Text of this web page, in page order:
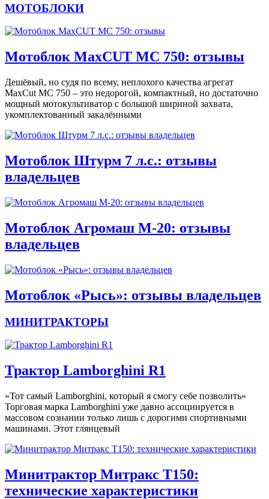
МОТОБЛОКИ
Мотоблок MaxCUT MC 750: отзывы
Дешёвый, но судя по всему, неплохого качества агрегат
MaxCut MC 750 – это недорогой, компактный, но достаточно
мощный мотокультиватор с большой шириной захвата,
укомплектованный закалёнными
Мотоблок Штурм 7 л.с.: отзывы
владельцев
Мотоблок Агромаш М-20: отзывы
владельцев
Мотоблок «Рысь»: отзывы владельцев
МИНИТРАКТОРЫ
Трактор Lamborghini R1
«Тот самый Lamborghini, который я смогу себе позволить»
Торговая марка Lamborghini уже давно ассоциируется в
массовом сознании только лишь с дорогими спортивными
машинами. Этот глянцевый
Минитрактор Митракс Т150:
технические характеристики